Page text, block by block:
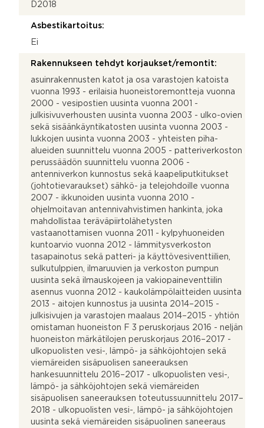
D2018
Asbestikartoitus:
Ei
Rakennukseen tehdyt korjaukset/remontit:
asuinrakennusten katot ja osa varastojen katoista
vuonna 1993 - erilaisia huoneistoremontteja vuonna
2000 - vesipostien uusinta vuonna 2001 -
julkisivuverhousten uusinta vuonna 2003 - ulko-ovien
sekä sisäänkäyntikatosten uusinta vuonna 2003 -
lukkojen uusinta vuonna 2003 - yhteisten piha-
alueiden suunnittelu vuonna 2005 - patteriverkoston
perussäädön suunnittelu vuonna 2006 -
antenniverkon kunnostus sekä kaapeliputkitukset
(johtotievaraukset) sähkö- ja telejohdoille vuonna
2007 - ikkunoiden uusinta vuonna 2010 -
ohjelmoitavan antennivahvistimen hankinta, joka
mahdollistaa teräväpiirtolähetysten
vastaanottamisen vuonna 2011 - kylpyhuoneiden
kuntoarvio vuonna 2012 - lämmitysverkoston
tasapainotus sekä patteri- ja käyttövesiventtiilien,
sulkutulppien, ilmaruuvien ja verkoston pumpun
uusinta sekä ilmauskojeen ja vakiopaineventtiilin
asennus vuonna 2012 - kaukolämpölaitteiden uusinta
2013 - aitojen kunnostus ja uusinta 2014–2015 -
julkisivujen ja varastojen maalaus 2014–2015 - yhtiön
omistaman huoneiston F 3 peruskorjaus 2016 - neljän
huoneiston märkätilojen peruskorjaus 2016–2017 -
ulkopuolisten vesi-, lämpö- ja sähköjohtojen sekä
viemäreiden sisäpuolisen saneerauksen
hankesuunnittelu 2016–2017 - ulkopuolisten vesi-,
lämpö- ja sähköjohtojen sekä viemäreiden
sisäpuolisen saneerauksen toteutussuunnittelu 2017–
2018 - ulkopuolisten vesi-, lämpö- ja sähköjohtojen
uusinta sekä viemäreiden sisäpuolinen saneeraus